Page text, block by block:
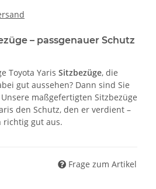
– passgenauer Schutz
Toyota Yaris Sitzbezüge, die
gut aussehen? Dann sind Sie
maßgefertigten Sitzbezüge
den Schutz, den er verdient –
richtig gut aus.
Frage zum Artikel